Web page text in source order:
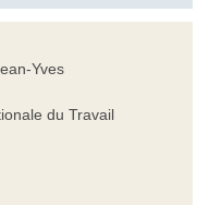
Yves
du Travail